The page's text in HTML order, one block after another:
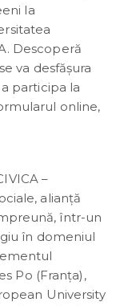
la
Descoperă
va desfășura
participa la
online,
–
alianță
într-un
în domeniul
Po (Franța),
University